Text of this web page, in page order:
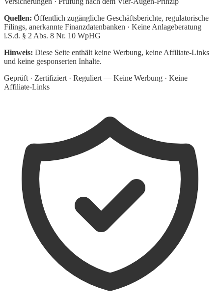
Quellen: Öffentlich zugängliche Geschäftsberichte, regulatorische
Filings, anerkannte Finanzdatenbanken · Keine Anlageberatung
i.S.d. § 2 Abs. 8 Nr. 10 WpHG
Hinweis: Diese Seite enthält keine Werbung, keine Affiliate-Links
und keine gesponserten Inhalte.
Geprüft · Zertifiziert · Reguliert — Keine Werbung · Keine
Affiliate-Links